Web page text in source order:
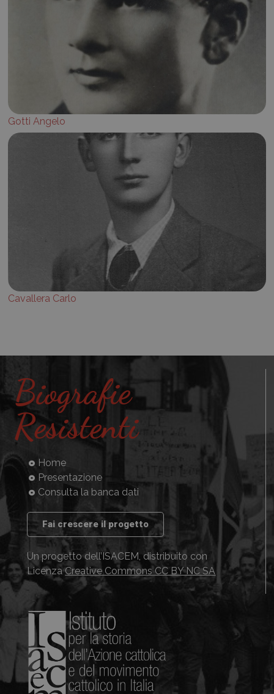
Gotti Angelo
Cavallera Carlo
Biografie
Resistenti
Home
Presentazione
Consulta la banca dati
Fai crescere il progetto
Un progetto dell’ISACEM, distribuito con
LicenzaCreative Commons CC BY NC SA